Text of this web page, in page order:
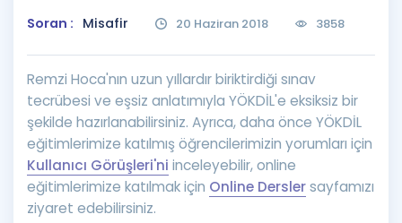
Rehberlik Aracı
ÖSYM Sınav Takvimi
Kampanyalar
Blog
İngilizce Gramer
Soran : Misafir 20 Haziran 2018 3858
Remzi Hoca'nın uzun yıllardır biriktirdiği sınav
tecrübesi ve eşsiz anlatımıyla YÖKDİL'e eksiksiz bir
şekilde hazırlanabilirsiniz. Ayrıca, daha önce YÖKDİL
eğitimlerimize katılmış öğrencilerimizin yorumları için
Kullanıcı Görüşleri'ni inceleyebilir, online
eğitimlerimize katılmak için Online Derslersayfamızı
ziyaret edebilirsiniz.